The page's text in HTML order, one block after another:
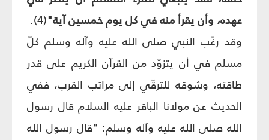
عهده، وأن يقرأ منه في كل يوم خمسين آية"(4).
وقد رغّب النبي صلى الله عليه وآله وسلم كلّ
مسلم في أن يتزوّد من القرآن الكريم على قدر
طاقته، وشوقه للترقّي إلى مراتب القرب، ففي
الحديث عن مولانا الباقر عليه السلام قال رسول
الله صلى الله عليه وآله وسلم: "قال رسول الله